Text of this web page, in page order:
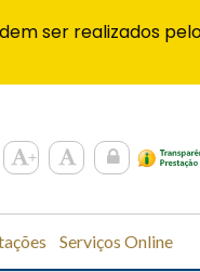
Serviços Online
ser realizados